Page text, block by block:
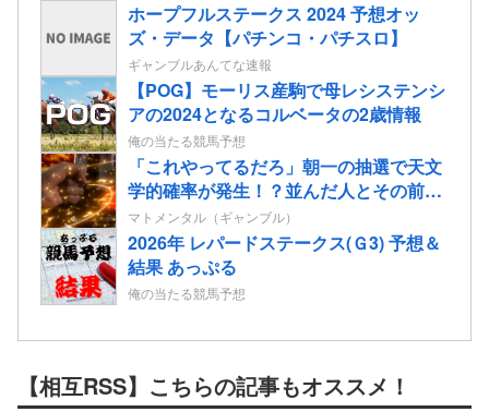
ホープフルステークス 2024 予想オッ
ズ・データ【パチンコ・パチスロ】
ギャンブルあんてな速報
【POG】モーリス産駒で母レシステンシ
アの2024となるコルベータの2歳情報
俺の当たる競馬予想
「これやってるだろ」朝一の抽選で天文
学的確率が発生！？並んだ人とその前後
で連番が出てしまう…
マトメンタル（ギャンブル）
2026年 レパードステークス(Ｇ3) 予想＆
結果 あっぷる
俺の当たる競馬予想
【相互RSS】こちらの記事もオススメ！